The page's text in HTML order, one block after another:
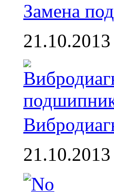
Замена
21.10.2013
21.10.2013